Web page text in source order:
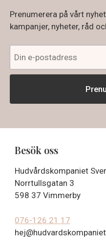
Prenumerera på vårt
kampanjer, nyheter, råd
Besök oss
Hudvårdskompaniet
Norrtullsgatan 3
598 37 Vimmerby
076-126 21 17